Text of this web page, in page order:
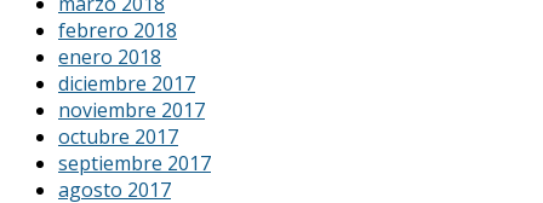
febrero 2018
enero 2018
diciembre 2017
noviembre 2017
octubre 2017
septiembre 2017
agosto 2017